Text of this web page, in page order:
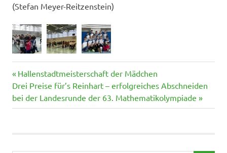
(Stefan Meyer-Reitzenstein)
Beitragsnavigation
Vorheriger
Beitrag:
Hallenstadtmeisterschaft der Mädchen
Nächster
Beitrag:
Drei Preise für’s Reinhart – erfolgreiches Abschneiden
bei der Landesrunde der 63. Mathematikolympiade